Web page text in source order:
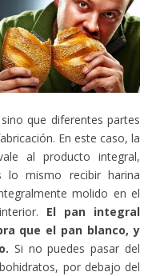
que diferentes partes
En este caso, la
al producto integral,
mismo recibir harina
molido en el
El pan integral
que el pan blanco, y
Si no puedes pasar del
por debajo del